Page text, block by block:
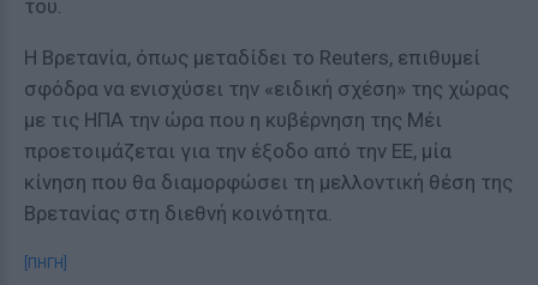
του.
Η Βρετανία, όπως μεταδίδει το Reuters, επιθυμεί
σφόδρα να ενισχύσει την «ειδική σχέση» της χώρας
με τις ΗΠΑ την ώρα που η κυβέρνηση της Μέι
προετοιμάζεται για την έξοδο από την ΕΕ, μία
κίνηση που θα διαμορφώσει τη μελλοντική θέση της
Βρετανίας στη διεθνή κοινότητα.
[ΠΗΓΗ]